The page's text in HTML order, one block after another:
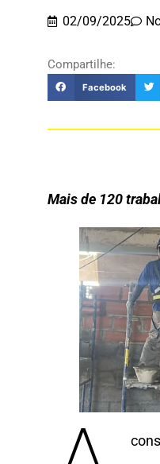
02/09/2025
Compartilhe:
Facebook
Mais de 120